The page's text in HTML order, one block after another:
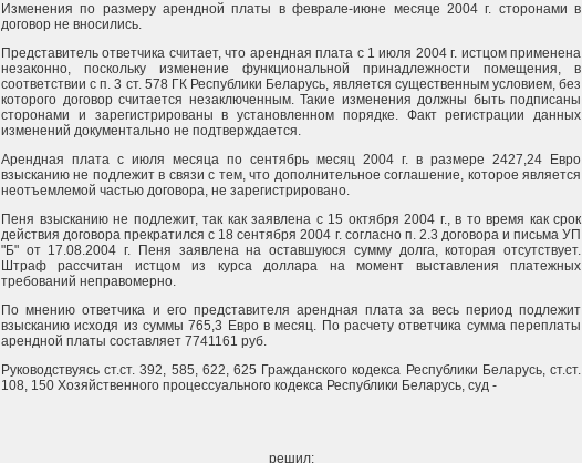
Изменения по размеру арендной платы в феврале-июне месяце 2004 г. сторонами в
договор не вносились.
Представитель ответчика считает, что арендная плата с 1 июля 2004 г. истцом применена
незаконно, поскольку изменение функциональной принадлежности помещения, в
соответствии с п. 3 ст. 578 ГК Республики Беларусь, является существенным условием, без
которого договор считается незаключенным. Такие изменения должны быть подписаны
сторонами и зарегистрированы в установленном порядке. Факт регистрации данных
изменений документально не подтверждается.
Арендная плата с июля месяца по сентябрь месяц 2004 г. в размере 2427,24 Евро
взысканию не подлежит в связи с тем, что дополнительное соглашение, которое является
неотъемлемой частью договора, не зарегистрировано.
Пеня взысканию не подлежит, так как заявлена с 15 октября 2004 г., в то время как срок
действия договора прекратился с 18 сентября 2004 г. согласно п. 2.3 договора и письма УП
"Б" от 17.08.2004 г. Пеня заявлена на оставшуюся сумму долга, которая отсутствует.
Штраф рассчитан истцом из курса доллара на момент выставления платежных
требований неправомерно.
По мнению ответчика и его представителя арендная плата за весь период подлежит
взысканию исходя из суммы 765,3 Евро в месяц. По расчету ответчика сумма переплаты
арендной платы составляет 7741161 руб.
Руководствуясь ст.ст. 392, 585, 622, 625 Гражданского кодекса Республики Беларусь, ст.ст.
108, 150 Хозяйственного процессуального кодекса Республики Беларусь, суд -
решил: